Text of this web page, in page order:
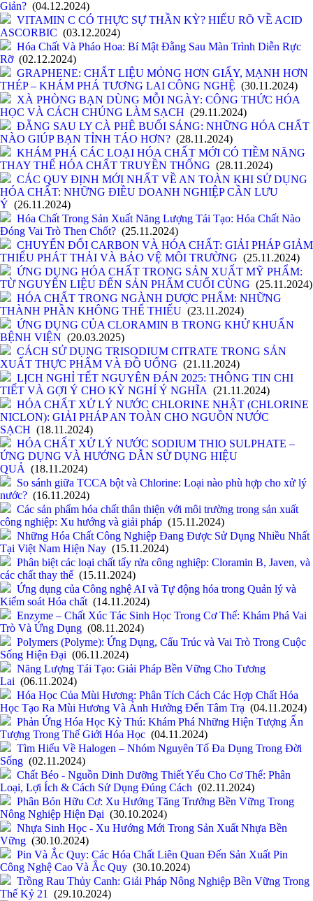
Giản? (04.12.2024)
VITAMIN C CÓ THỰC SỰ THẦN KỲ? HIỂU RÕ VỀ ACID
ASCORBIC (03.12.2024)
Hóa Chất Và Pháo Hoa: Bí Mật Đằng Sau Màn Trình Diễn Rực
Rỡ(02.12.2024)
GRAPHENE: CHẤT LIỆU MỎNG HƠN GIẤY, MẠNH HƠN
THÉP – KHÁM PHÁ TƯƠNG LAI CÔNG NGHỆ (30.11.2024)
XÀ PHÒNG BẠN DÙNG MỖI NGÀY: CÔNG THỨC HÓA
HỌC VÀ CÁCH CHÚNG LÀM SẠCH (29.11.2024)
ĐẰNG SAU LY CÀ PHÊ BUỔI SÁNG: NHỮNG HÓA CHẤT
NÀO GIÚP BẠN TỈNH TÁO HƠN? (28.11.2024)
KHÁM PHÁ CÁC LOẠI HÓA CHẤT MỚI CÓ TIỀM NĂNG
THAY THẾ HÓA CHẤT TRUYỀN THỐNG (28.11.2024)
CÁC QUY ĐỊNH MỚI NHẤT VỀ AN TOÀN KHI SỬ DỤNG
HÓA CHẤT: NHỮNG ĐIỀU DOANH NGHIỆP CẦN LƯU
Ý (26.11.2024)
Hóa Chất Trong Sản Xuất Năng Lượng Tái Tạo: Hóa Chất Nào
Đóng Vai Trò Then Chốt? (25.11.2024)
CHUYỂN ĐỔI CARBON VÀ HÓA CHẤT: GIẢI PHÁP GIẢM
THIỂU PHÁT THẢI VÀ BẢO VỆ MÔI TRƯỜNG (25.11.2024)
ỨNG DỤNG HÓA CHẤT TRONG SẢN XUẤT MỸ PHẨM:
TỪ NGUYÊN LIỆU ĐẾN SẢN PHẨM CUỐI CÙNG (25.11.2024)
HÓA CHẤT TRONG NGÀNH DƯỢC PHẨM: NHỮNG
THÀNH PHẦN KHÔNG THỂ THIẾU (23.11.2024)
ỨNG DỤNG CỦA CLORAMIN B TRONG KHỬ KHUẨN
BỆNH VIỆN (20.03.2025)
CÁCH SỬ DỤNG TRISODIUM CITRATE TRONG SẢN
XUẤT THỰC PHẨM VÀ ĐỒ UỐNG (21.11.2024)
LỊCH NGHỈ TẾT NGUYÊN ĐÁN 2025: THÔNG TIN CHI
TIẾT VÀ GỢI Ý CHO KỲ NGHỈ Ý NGHĨA (21.11.2024)
HÓA CHẤT XỬ LÝ NƯỚC CHLORINE NHẬT (CHLORINE
NICLON): GIẢI PHÁP AN TOÀN CHO NGUỒN NƯỚC
SẠCH (18.11.2024)
HÓA CHẤT XỬ LÝ NƯỚC SODIUM THIO SULPHATE –
ỨNG DỤNG VÀ HƯỚNG DẪN SỬ DỤNG HIỆU
QUẢ (18.11.2024)
So sánh giữa TCCA bột và Chlorine: Loại nào phù hợp cho xử lý
nước? (16.11.2024)
Các sản phẩm hóa chất thân thiện với môi trường trong sản xuất
công nghiệp: Xu hướng và giải pháp (15.11.2024)
Những Hóa Chất Công Nghiệp Đang Được Sử Dụng Nhiều Nhất
Tại Việt Nam Hiện Nay (15.11.2024)
Phân biệt các loại chất tẩy rửa công nghiệp: Cloramin B, Javen, và
các chất thay thế (15.11.2024)
Ứng dụng của Công nghệ AI và Tự động hóa trong Quản lý và
Kiểm soát Hóa chất (14.11.2024)
Enzyme – Chất Xúc Tác Sinh Học Trong Cơ Thể: Khám Phá Vai
Trò Và Ứng Dụng (08.11.2024)
Polymers (Polyme): Ứng Dụng, Cấu Trúc và Vai Trò Trong Cuộc
Sống Hiện Đại (06.11.2024)
Năng Lượng Tái Tạo: Giải Pháp Bền Vững Cho Tương
Lai (06.11.2024)
Hóa Học Của Mùi Hương: Phân Tích Cách Các Hợp Chất Hóa
Học Tạo Ra Mùi Hương Và Ảnh Hưởng Đến Tâm Trạ (04.11.2024)
Phản Ứng Hóa Học Kỳ Thú: Khám Phá Những Hiện Tượng Ấn
Tượng Trong Thế Giới Hóa Học (04.11.2024)
Tìm Hiểu Về Halogen – Nhóm Nguyên Tố Đa Dụng Trong Đời
Sống (02.11.2024)
Chất Béo - Nguồn Dinh Dưỡng Thiết Yếu Cho Cơ Thể: Phân
Loại, Lợi Ích & Cách Sử Dụng Đúng Cách (02.11.2024)
Phân Bón Hữu Cơ: Xu Hướng Tăng Trưởng Bền Vững Trong
Nông Nghiệp Hiện Đại (30.10.2024)
Nhựa Sinh Học - Xu Hướng Mới Trong Sản Xuất Nhựa Bền
Vững (30.10.2024)
Pin Và Ắc Quy: Các Hóa Chất Liên Quan Đến Sản Xuất Pin
Công Nghệ Cao Và Ắc Quy (30.10.2024)
Trồng Rau Thủy Canh: Giải Pháp Nông Nghiệp Bền Vững Trong
Thế Kỷ 21
(29.10.2024)